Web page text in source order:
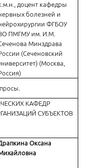
доцент кафедры
болезней и
ФГБОУ
ПМГМУ им. И.М.
Минздрава
(Сеченовский
(Москва,
КАФЕДР
СУБЪЕКТОВ
Оксана